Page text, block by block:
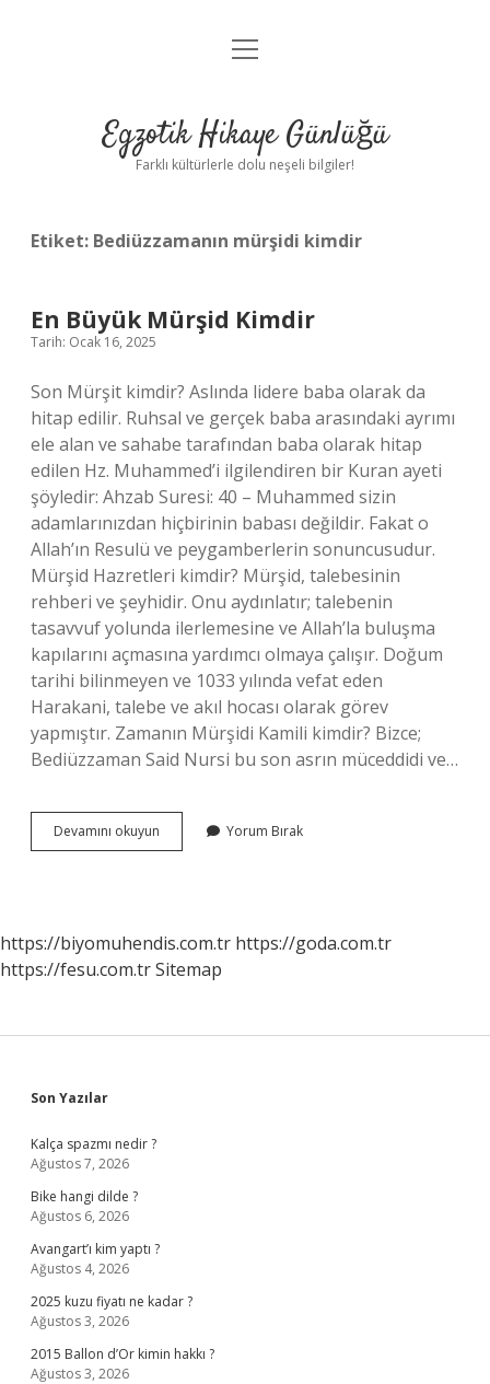
Anasayfa
Yasal Uyarı
menüyü
Egzotik Hikaye Günlüğü
Farklı kültürlerle dolu neşeli bilgiler!
Etiket: Bediüzzamanın mürşidi kimdir
En Büyük Mürşid Kimdir
Tarih: Ocak 16, 2025
Son Mürşit kimdir? Aslında lidere baba olarak da
hitap edilir. Ruhsal ve gerçek baba arasındaki ayrımı
ele alan ve sahabe tarafından baba olarak hitap
edilen Hz. Muhammed’i ilgilendiren bir Kuran ayeti
şöyledir: Ahzab Suresi: 40 – Muhammed sizin
adamlarınızdan hiçbirinin babası değildir. Fakat o
Allah’ın Resulü ve peygamberlerin sonuncusudur.
Mürşid Hazretleri kimdir? Mürşid, talebesinin
rehberi ve şeyhidir. Onu aydınlatır; talebenin
tasavvuf yolunda ilerlemesine ve Allah’la buluşma
kapılarını açmasına yardımcı olmaya çalışır. Doğum
tarihi bilinmeyen ve 1033 yılında vefat eden
Harakani, talebe ve akıl hocası olarak görev
yapmıştır. Zamanın Mürşidi Kamili kimdir? Bizce;
Bediüzzaman Said Nursi bu son asrın müceddidi ve…
Devamını okuyun
Büyük
Yorum Bırak
https://biyomuhendis.com.tr https://goda.com.tr
https://fesu.com.trSitemap
Sidebar
Son Yazılar
Kalça spazmı nedir ?
Ağustos 7, 2026
Bike hangi dilde ?
Ağustos 6, 2026
Avangart’ı kim yaptı ?
Ağustos 4, 2026
2025 kuzu fiyatı ne kadar ?
Ağustos 3, 2026
2015 Ballon d’Or kimin hakkı ?
Ağustos 3, 2026